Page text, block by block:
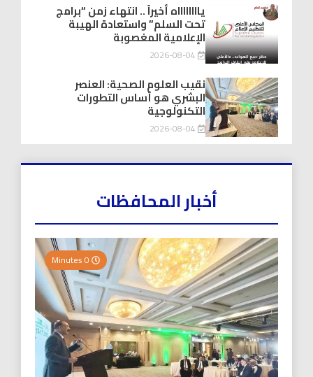
يااااااااه أخيراً .. انتهاء زمن “برامج
تحت السلم” واستعادة الهيبة
الإعلامية المغصوبة
2026-08-04
نقيب العلوم الصحية: العنصر
البشري هو أساس التطورات
التكنولوجية
2026-08-04
أخبار المحافظات